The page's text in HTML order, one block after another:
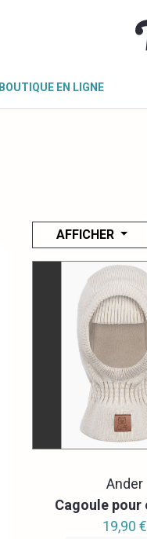
BOUTIQUE EN LIGNE
AFFICHER
Ander
Cagoule pour
19,90 €